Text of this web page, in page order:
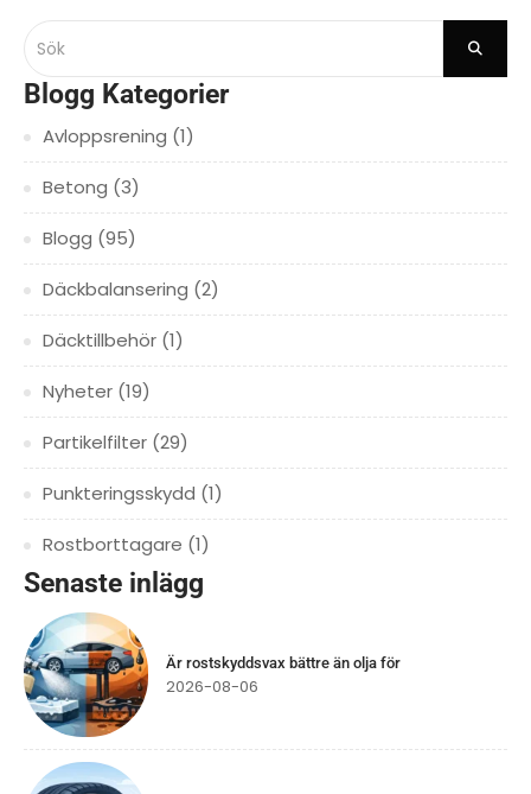
Blogg Kategorier
Avloppsrening (1)
Betong (3)
Blogg (95)
Däckbalansering (2)
Däcktillbehör (1)
Nyheter (19)
Partikelfilter (29)
Punkteringsskydd (1)
Rostborttagare (1)
Senaste inlägg
Är rostskyddsvax bättre än olja för
2026-08-06